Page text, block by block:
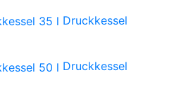
Druckkessel
Druckkessel